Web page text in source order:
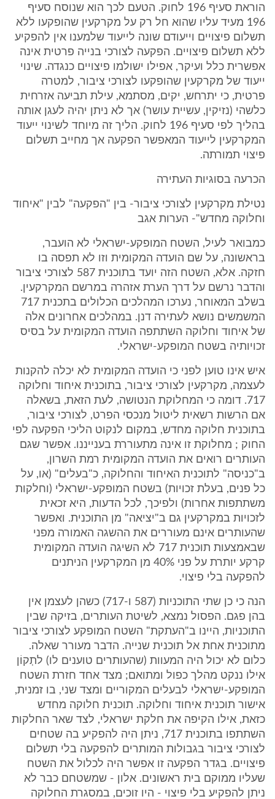
הוראת סעיף 196 לחוק. הטעם לכך הוא שנוסח סעיף
196 מעיד עליו שהוא חל רק על מקרקעין שהופקעו ללא
תשלום פיצויים וייעודם שונה לייעוד שלמענו אין להפקיע
ללא תשלום פיצויים. הפקעה לצורכי בנייה פרטית אינה
אפשרית כלל ועיקר, אפילו ישולמו פיצויים כנגדה. שינוי
ייעוד של מקרקעין שהופקעו לצורכי ציבור, למטרה
פרטית, כי יתרחש, יקים, מסתמא, עילת תביעה אזרחית
כלשהי (נזיקין, עשיית עושר) אך לא ניתן יהיה לעגן אותה
בהליך לפי סעיף 196 לחוק. הליך זה מיוחד לשינוי ייעוד
המקרקעין לייעוד המאפשר הפקעה אך מחייב תשלום
פיצוי תמורתה.
הכרעה בסוגיות העתירה
נטילת מקרקעין לצורכי ציבור- בין "הפקעה" לבין "איחוד
וחלוקה מחדש"- הערות אגב
כמבואר לעיל, השטח המופקע-ישראלי לא הועבר,
בראשונה, על שם הועדה המקומית וזו לא תפסה בו
חזקה. אלא, השטח הזה יועד בתוכנית 587 לצורכי ציבור
והדבר נרשם על דרך הערת אזהרה במרשם המקרקעין.
בשלב המאוחר, נערכו המהלכים הכלולים בתכנית 717
המשמשים נושא לעתירה דנן. במהלכים אחרונים אלה
של איחוד וחלוקה השתתפה הועדה המקומית על בסיס
זכויותיה בשטח המופקע-ישראלי.
איש אינו טוען לפני כי הועדה המקומית לא יכלה להקנות
לעצמה, מקרקעין לצורכי ציבור, בתוכנית איחוד וחלוקה
717. דומה כי המחלוקת הנטושה, לעת הזאת, בשאלה
אם הרשות רשאית ליטול מנכסי הפרט, לצורכי ציבור,
בתוכנית חלוקה מחדש, במקום לנקוט הליכי הפקעה לפי
החוק ; מחלוקת זו אינה מתעוררת בענייננו. אפשר שגם
העותרים רואים את הועדה המקומית רמת השרון,
ב"כניסה" לתוכנית האיחוד והחלוקה, כ"בעלים" (או, על
כל פנים, בעלת זכויות) בשטח המופקע-ישראלי (וחלקות
משתתפות אחרות) ולפיכך, לכל הדעות, היא זכאית
לזכויות במקרקעין גם ב"יציאה" מן התוכנית. ואפשר
שהעותרים אינם מעוררים את ההשגה האמורה מפני
שבאמצעות תוכנית 717 לא השיגה הועדה המקומית
קרקע יותרת על פני 40% מן המקרקעין הניתנים
להפקעה בלי פיצוי.
הנה כי כן שתי התוכניות (587 ו-717) כשהן לעצמן אין
בהן פגם. הפסול נמצא, לשיטת העותרים, בזיקה שבין
התוכניות, היינו ב"העתקת" השטח המופקע לצורכי ציבור
מתוכנית אחת אל תוכנית שנייה. הדבר מעורר שאלה.
כלום לא יכול היה המעוות (שהעותרים טוענים לו) לתְקוֹן
אילו ננקט מהלך כפול ומתואם; מצד אחד חזרת השטח
המופקע-ישראלי לבעלים המקוריים ומצד שני, בו זמנית,
אישור תוכנית איחוד וחלוקה. תוכנית חלוקה מחדש
כזאת, אילו הקיפה את חלקת ישראלי, לצד שאר החלקות
השתתפו בתוכנית 717, ניתן היה להפקיע בה שטחים
לצורכי ציבור בגבולות המותרים להפקעה בלי תשלום
פיצויים. בגדר הפקעה זו אפשר היה לכלול את השטח
שעליו ממוקם בית ראשונים. אלון - שמשטחם כבר לא
ניתן להפקיע בלי פיצוי - היו זוכים, במסגרת החלוקה